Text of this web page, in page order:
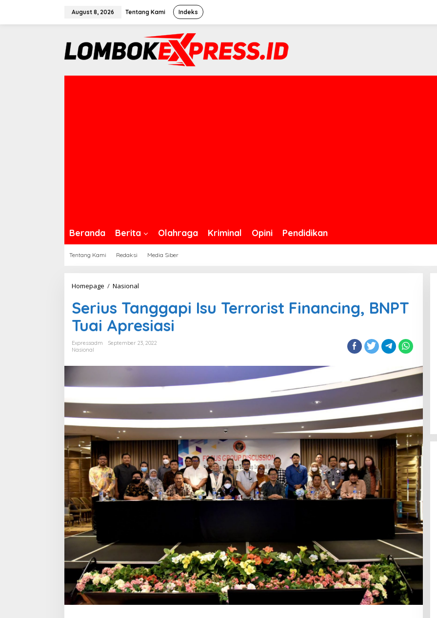
content
August 8, 2026 Tentang Kami Indeks
Beranda Berita Olahraga Kriminal Opini Pendidikan
Tentang Kami Redaksi Media Siber
Homepage / Nasional
Isu
Terrorist
Financing,
BNPT
Apresiasi
Serius Tanggapi Isu Terrorist Financing, BNPT
Tuai Apresiasi
Expressadm
September 23, 2022
Nasional